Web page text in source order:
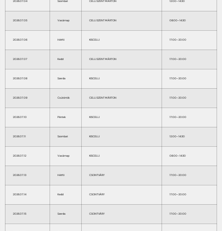
2026.07.04 Szombat CELLI SZENT MÁRTON 12:00–14:30
2026.07.05 Vasárnap CELLI SZENT MÁRTON 08:00–14:30
2026.07.06 Hétfő KISCELLI 17:00–20:00
2026.07.07 Kedd CELLI SZENT MÁRTON 17:00–20:00
2026.07.08 Szerda KISCELLI 17:00–20:00
2026.07.09 Csütörtök CELLI SZENT MÁRTON 17:00–20:00
2026.07.10 Péntek KISCELLI 17:00–20:00
2026.07.11 Szombat KISCELLI 12:00–14:30
2026.07.12 Vasárnap KISCELLI 08:00–14:30
2026.07.13 Hétfő CSONTVÁRY 17:00–20:00
2026.07.14 Kedd CSONTVÁRY 17:00–20:00
2026.07.15 Szerda CSONTVÁRY 17:00–20:00